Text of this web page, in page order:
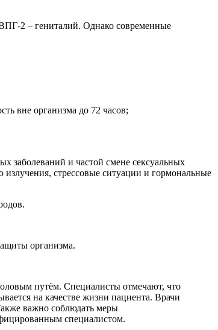
2 – гениталий. Однако современные
вне организма до 72 часов;
заболеваний и частой смене сексуальных
стрессовые ситуации и гормональные
организма.
путём. Специалисты отмечают, что
на качестве жизни пациента. Врачи
важно соблюдать меры
специалистом.